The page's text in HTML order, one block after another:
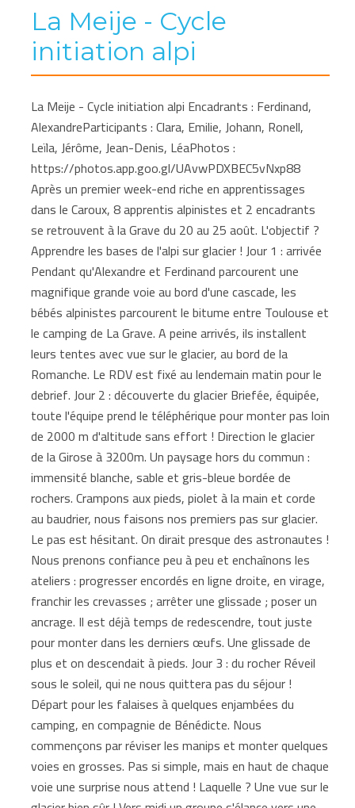
La Meije - Cycle
initiation alpi
La Meije - Cycle initiation alpi Encadrants : Ferdinand,
AlexandreParticipants : Clara, Emilie, Johann, Ronell,
Leïla, Jérôme, Jean-Denis, LéaPhotos :
https://photos.app.goo.gl/UAvwPDXBEC5vNxp88
Après un premier week-end riche en apprentissages
dans le Caroux, 8 apprentis alpinistes et 2 encadrants
se retrouvent à la Grave du 20 au 25 août. L'objectif ?
Apprendre les bases de l'alpi sur glacier ! Jour 1 : arrivée
Pendant qu'Alexandre et Ferdinand parcourent une
magnifique grande voie au bord d'une cascade, les
bébés alpinistes parcourent le bitume entre Toulouse et
le camping de La Grave. A peine arrivés, ils installent
leurs tentes avec vue sur le glacier, au bord de la
Romanche. Le RDV est fixé au lendemain matin pour le
debrief. Jour 2 : découverte du glacier Briefée, équipée,
toute l'équipe prend le téléphérique pour monter pas loin
de 2000 m d'altitude sans effort ! Direction le glacier
de la Girose à 3200m. Un paysage hors du commun :
immensité blanche, sable et gris-bleue bordée de
rochers. Crampons aux pieds, piolet à la main et corde
au baudrier, nous faisons nos premiers pas sur glacier.
Le pas est hésitant. On dirait presque des astronautes !
Nous prenons confiance peu à peu et enchaînons les
ateliers : progresser encordés en ligne droite, en virage,
franchir les crevasses ; arrêter une glissade ; poser un
ancrage. Il est déjà temps de redescendre, tout juste
pour monter dans les derniers œufs. Une glissade de
plus et on descendait à pieds. Jour 3 : du rocher Réveil
sous le soleil, qui ne nous quittera pas du séjour !
Départ pour les falaises à quelques enjambées du
camping, en compagnie de Bénédicte. Nous
commençons par réviser les manips et monter quelques
voies en grosses. Pas si simple, mais en haut de chaque
voie une surprise nous attend ! Laquelle ? Une vue sur le